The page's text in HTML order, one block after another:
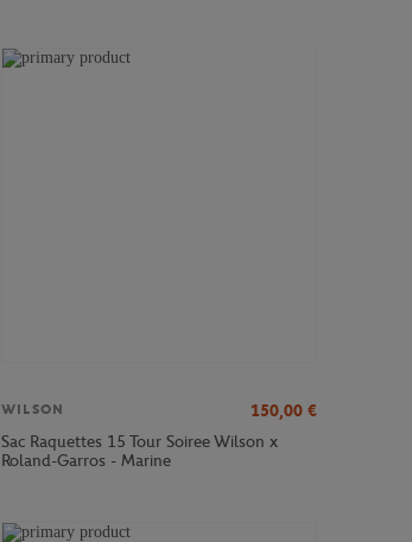
WILSON 150,00 €
Sac Raquettes 15 Tour Soiree Wilson x
Roland-Garros - Marine